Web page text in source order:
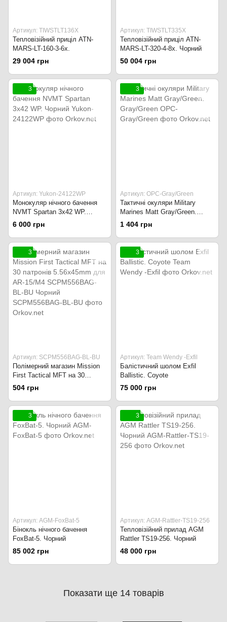
Артикул: TIWSTLT136X
Тепловізійний приціл ATN-
MARS-LT-160-3-6x.
29 004 грн
Артикул: TIWSTLT335X
Тепловізійний приціл ATN-
MARS-LT-320-4-8x. Чорний
50 004 грн
3
Артикул: Yukon-24122WP
Монокуляр нічного бачення
NVMT Spartan 3x42 WP.
Чорний
6 000 грн
3
Артикул: OPC-Gray/Green
Тактичні окуляри Military
Marines Matt Gray/Green.
Gray/Green
1 404 грн
3
Артикул: SCPM556BAG-BL-BU
Полімерний магазин Mission
First Tactical MFT на 30
патронів 5.56x45mm для AR-
15/M4 SCPM556BAG-BL-BU
Чорний
504 грн
3
Артикул: Team Wendy -Exfil
Балістичний шолом Exfil
Ballistic. Coyote
75 000 грн
3
Артикул: AGM-FoxBat-5
Бінокль нічного бачення
FoxBat-5. Чорний
85 002 грн
3
Артикул: AGM-Rattler-TS19-256
Тепловізійний прилад AGM
Rattler TS19-256. Чорний
48 000 грн
Показати ще 14 товарів